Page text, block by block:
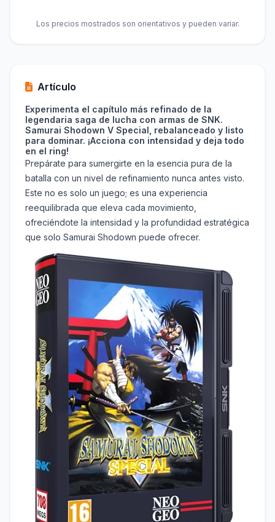
Los precios mostrados son orientativos y pueden variar.
Artículo
Experimenta el capítulo más refinado de la
legendaria saga de lucha con armas de SNK.
Samurai Shodown V Special, rebalanceado y listo
para dominar. ¡Acciona con intensidad y deja todo
en el ring!
Prepárate para sumergirte en la esencia pura de la
batalla con un nivel de refinamiento nunca antes visto.
Este no es solo un juego; es una experiencia
reequilibrada que eleva cada movimiento,
ofreciéndote la intensidad y la profundidad estratégica
que solo Samurai Shodown puede ofrecer.